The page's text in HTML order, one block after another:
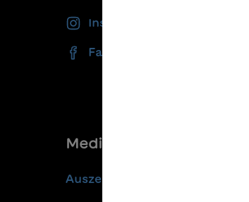
Instagram
Facebook
Media
Auszeichnungen